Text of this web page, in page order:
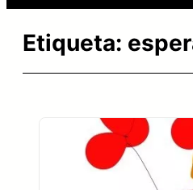
Etiqueta: